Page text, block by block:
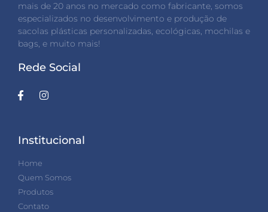
mais de 20 anos no mercado como fabricante, somos
especializados no desenvolvimento e produção de
sacolas plásticas personalizadas, ecológicas, mochilas e
bags, e muito mais!
Rede Social
Institucional
Home
Quem Somos
Produtos
Contato